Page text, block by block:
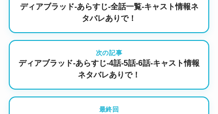
ディアブラッド-あらすじ-全話一覧-キャスト情報ネ
タバレありで！
次の記事
ディアブラッド-あらすじ-4話-5話-6話-キャスト情報
ネタバレありで！
最終回